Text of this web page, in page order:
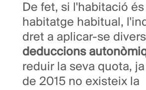
De fet, si l'habitació
habitatge habitual,
dret a aplicar-se
deduccions
reduir la seva quota,
de 2015 no existeix la